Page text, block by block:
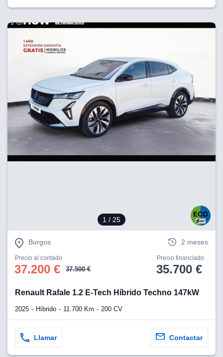
1 / 25
Burgos 2 meses
Precio al contado
37.200 € 37.500 €
Precio financiado
35.700 €
Renault Rafale 1.2 E-Tech Híbrido Techno 147kW
2025 Híbrido 11.700 Km 200 CV
Llamar Contactar